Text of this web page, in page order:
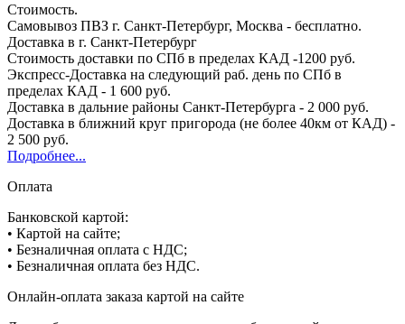
Стоимость.
Самовывоз ПВЗ г. Санкт-Петербург, Москва - бесплатно.
Доставка в г. Санкт-Петербург
Стоимость доставки по СПб в пределах КАД -1200 руб.
Экспресс-Доставка на следующий раб. день по СПб в
пределах КАД - 1 600 руб.
Доставка в дальние районы Санкт-Петербурга - 2 000 руб.
Доставка в ближний круг пригорода (не более 40км от КАД) -
2 500 руб.
Подробнее...
Оплата
Банковской картой:
• Картой на сайте;
• Безналичная оплата с НДС;
• Безналичная оплата без НДС.
Онлайн-оплата заказа картой на сайте